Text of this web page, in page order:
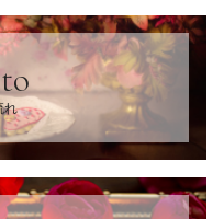
れ